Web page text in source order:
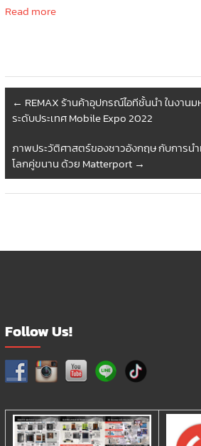
was:
Read more
← REMAX ร้านค้าอุปกรณ์ไอทีชั้นนำ ในงาน
ระดับประเทศ Mobile Expo 2022
ภาพประวัติศาสตร์ของชาวอังกฤษ กับการนำ
โลกคู่ขนาน ด้วย Matterport →
Follow Us!